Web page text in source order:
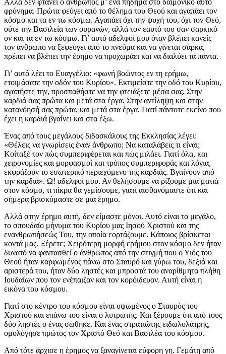
φρόνημα. Πρώτα φεύγει από το θέλημα του Θεού και αγαπάει τον
κόσμο και τα εν τω κόσμω. Αγαπάει όχι την ψυχή του, όχι τον Θεό,
ούτε την Βασιλεία των ουρανών, αλλά τον εαυτό του σαν σαρκικό
ον και τα εν τω κόσμω. Γι’ αυτό αδελφοί μου όταν βλέπει κανείς
τον άνθρωπο να ξεφεύγει από το πνεύμα και να γίνεται σάρκα,
πρέπει να βλέπει την έρημο να προχωράει και να διαλύει τα πάντα.
Γι’ αυτό λέει το Ευαγγέλιο: «φωνή βοώντος εν τη ερήμω,
ετοιμάσατε την οδόν του Κυρίου». Εκτιμείστε την οδό του Κυρίου,
αγαπήστε την, προσπαθήστε να την φτειάξετε μέσα σας. Στην
καρδιά σας πρώτα και μετά στα έργα. Στην αντίληψη και στην
κατανόησή σας πρώτα, και μετά στα έργα. Γιατί πάντοτε εκείνο που
έχει η καρδιά βγαίνει και στα έξω.
Ένας από τους μεγάλους διδασκάλους της Εκκλησίας λέγει:
«Θέλεις να γνωρίσεις έναν άνθρωπο; Να καταλάβεις τι είναι;
Κοίταξέ τον πώς συμπεριφέρεται και πώς μιλάει. Γιατί όλα, και
χειρονομίες και μορφασμοί και τρόπος συμπεριφοράς και λόγια,
εκφράζουν το εσωτερικό περιεχόμενο της καρδιάς. Βγαίνουν από
την καρδιά». Ω! αδελφοί μου. Αν θελήσουμε να ρίξουμε μια ματιά
στον κόσμο, τι πίκρα θα γεμίσουμε, γιατί αισθανόμαστε ότι και
σήμερα βρισκόμαστε σε μια έρημο.
Αλλά στην έρημο αυτή, δεν είμαστε μόνοι. Αυτό είναι το μεγάλο,
το σπουδαίο μήνυμα του Κυρίου μας Ιησού Χριστού και της
ενανθρωπήσεώς Του, την οποία εορτάζουμε. Κάποιος βρίσκεται
κοντά μας. Ξέρετε; Χειρότερη μορφή ερήμου στον κόσμο δεν ήταν
δυνατό να φαντασθεί ο άνθρωπος από την στιγμή που ο Υιός του
Θεού ήταν καρφωμένος πάνω στο Σταυρό και γύρω του, δεξιά και
αριστερά του, ήταν δύο ληστές και μπροστά του αναρίθμητα πλήθη
Ιουδαίων που τον ενέπαιζαν και τον κορόιδευαν. Αυτή είναι η
εικόνα του κόσμου.
Γιατί στο κέντρο του κόσμου είναι υψωμένος ο Σταυρός του
Χριστού και επάνω του είναι ο λυτρωτής. Και ξέρουμε ότι από τους
δύο ληστές ο ένας σώθηκε. Και ένας στρατιώτης ειδωλολάτρης,
ομολόγησε πρώτος τον Χριστό Θεό και Βασιλέα του κόσμου.
Από τότε άρχισε η έρημος να ξαναγίνεται εύφορη γη. Γεμάτη από